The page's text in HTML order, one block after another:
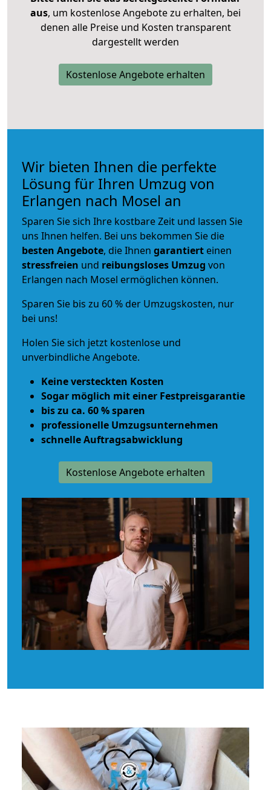
aus, um kostenlose Angebote zu erhalten, bei
denen alle Preise und Kosten transparent
dargestellt werden
Kostenlose Angebote erhalten
Wir bieten Ihnen die perfekte
Lösung für Ihren Umzug von
Erlangen nach Mosel an
Sparen Sie sich Ihre kostbare Zeit und lassen Sie
uns Ihnen helfen. Bei uns bekommen Sie die
besten Angebote, die Ihnen garantiert einen
stressfreien und reibungsloses Umzug von
Erlangen nach Mosel ermöglichen können.
Sparen Sie bis zu 60 % der Umzugskosten, nur
bei uns!
Holen Sie sich jetzt kostenlose und
unverbindliche Angebote.
Keine versteckten Kosten
Sogar möglich mit einer Festpreisgarantie
bis zu ca. 60 % sparen
professionelle Umzugsunternehmen
schnelle Auftragsabwicklung
Kostenlose Angebote erhalten